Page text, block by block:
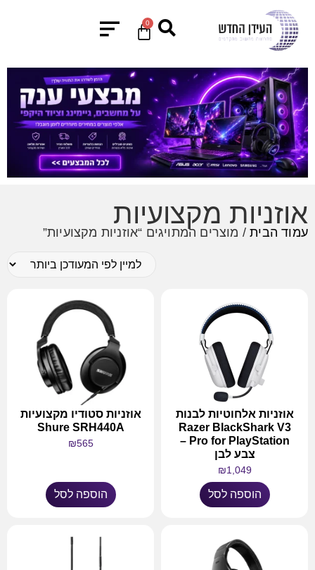
0
אוזניות מקצועיות
עמוד הבית/ מוצרים המתויגים “אוזניות מקצועיות”
אוזניות אלחוטיות לבנות
Razer BlackShark V3
Pro for PlayStation –
צבע לבן
₪1,049
הוספה לסל
אוזניות סטודיו מקצועיות
Shure SRH440A
₪565
הוספה לסל